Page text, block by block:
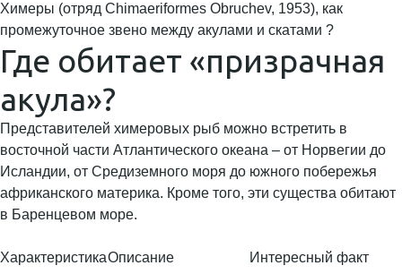
Химеры (отряд Chimaeriformes Obruchev, 1953), как
промежуточное звено между акулами и скатами ?
Где обитает «призрачная
акула»?
Представителей химеровых рыб можно встретить в
восточной части Атлантического океана – от Норвегии до
Исландии, от Средиземного моря до южного побережья
африканского материка. Кроме того, эти существа обитают
в Баренцевом море.
ХарактеристикаОписание Интересный факт